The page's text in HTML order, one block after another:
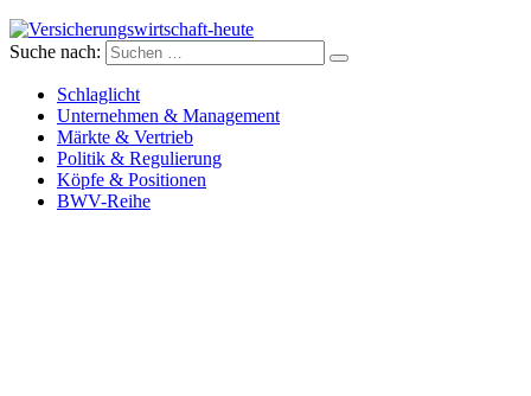
Versicherungswirtschaft-heute
Suche nach:
Schlaglicht
Unternehmen & Management
Märkte & Vertrieb
Politik & Regulierung
Köpfe & Positionen
BWV-Reihe